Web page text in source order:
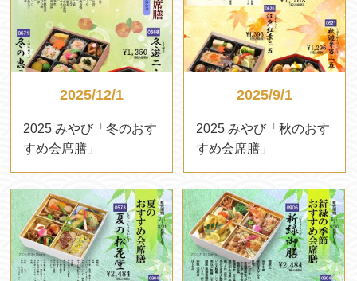
2025/12/1
2025 みやび「冬のおす
すめ会席膳」
2025/9/1
2025 みやび「秋のおす
すめ会席膳」